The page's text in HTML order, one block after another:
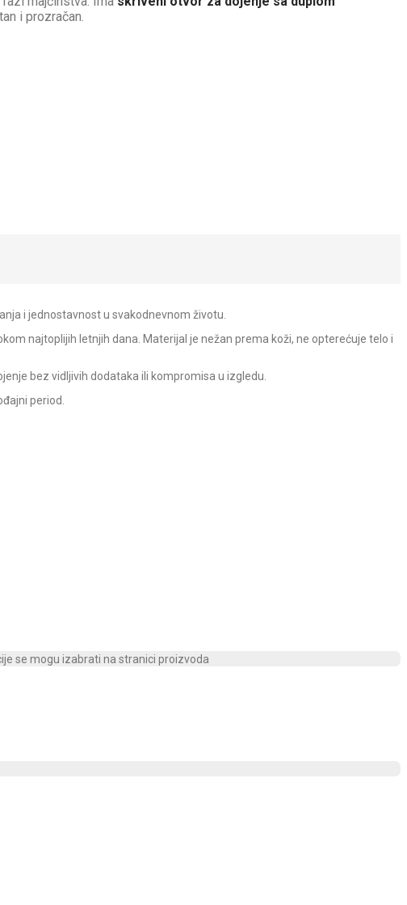
i prozračan.
i jednostavnost u svakodnevnom životu.
najtoplijih letnjih dana. Materijal je nežan prema koži, ne opterećuje telo i
bez vidljivih dodataka ili kompromisa u izgledu.
period.
se mogu izabrati na stranici proizvoda